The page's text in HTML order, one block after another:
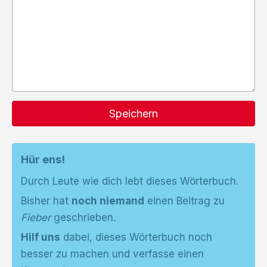
Speichern
Hür ens!
Durch Leute wie dich lebt dieses Wörterbuch.
Bisher hat noch niemand einen Beitrag zu
Fiebergeschrieben.
Hilf uns dabei, dieses Wörterbuch noch
besser zu machen und verfasse einen